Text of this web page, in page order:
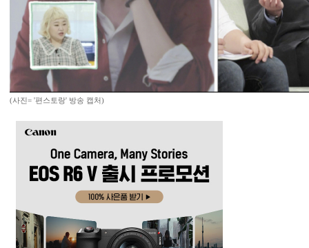
(사진= '편스토랑' 방송 캡처)